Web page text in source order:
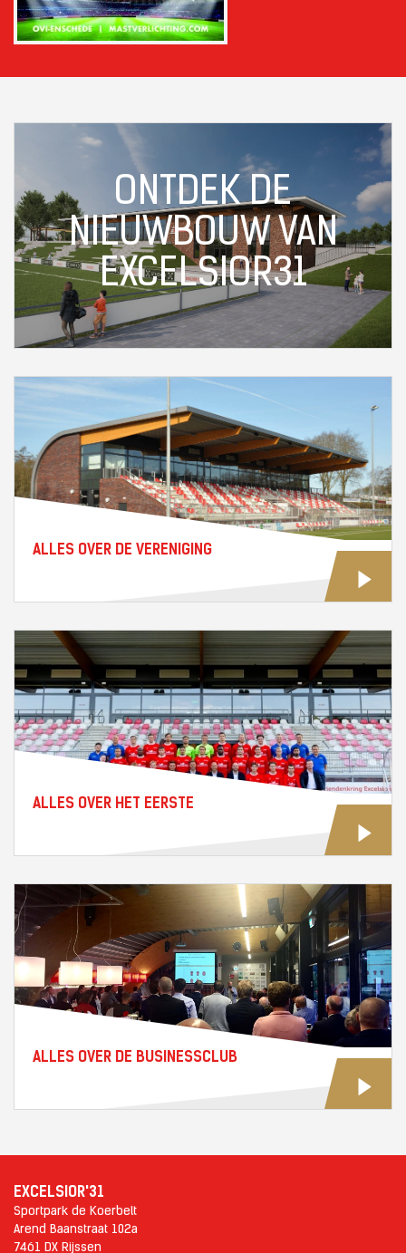
ONTDEK DE
NIEUWBOUW VAN
EXCELSIOR31
ALLES OVER DE VERENIGING
ALLES OVER HET EERSTE
ALLES OVER DE BUSINESSCLUB
EXCELSIOR'31
Sportpark de Koerbelt
Arend Baanstraat 102a
7461 DX Rijssen